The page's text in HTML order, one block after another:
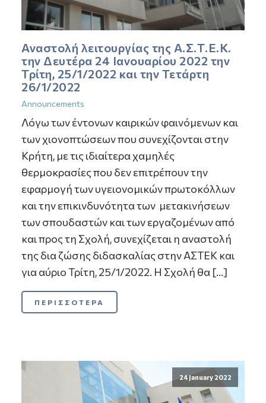
Αναστολή λειτουργίας της Α.Σ.Τ.Ε.Κ.
την Δευτέρα 24 Ιανουαρίου 2022 την
Τρίτη, 25/1/2022 και την Τετάρτη
26/1/2022
Announcements
Λόγω των έντονων καιρικών φαινόμενων και
των χιονοπτώσεων που συνεχίζονται στην
Κρήτη, με τις ιδιαίτερα χαμηλές
θερμοκρασίες που δεν επιτρέπουν την
εφαρμογή των υγειονομικών πρωτοκόλλων
και την επικινδυνότητα των μετακινήσεων
των σπουδαστών και των εργαζομένων από
και προς τη Σχολή, συνεχίζεται η αναστολή
της δια ζώσης διδασκαλίας στην ΑΣΤΕΚ και
για αύριο Τρίτη, 25/1/2022. Η Σχολή θα […]
ΠΕΡΙΣΣΟΤΕΡΑ
24 January 2022